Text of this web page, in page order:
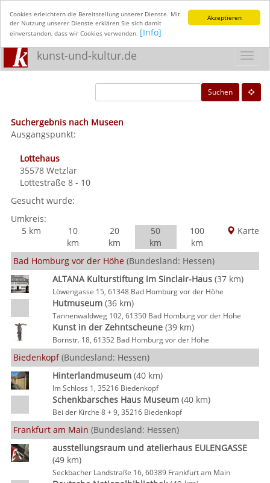
Akzeptieren
Cookies erleichtern die Bereitstellung unserer Dienste. Mit
der Nutzung unserer Dienste erklären Sie sich damit
einverstanden, dass wir Cookies verwenden. [Info]
kunst-und-kultur.de
Suchen
Suchergebnis nach Museen
Ausgangspunkt:
Lottehaus
35578 Wetzlar
Lottestraße 8 - 10
Gesucht wurde:
Umkreis:
5 km
10
km
20
km
50
km
100
km
Karte
Bad Homburg vor der Höhe (Bundesland: Hessen)
ALTANA Kulturstiftung im Sinclair-Haus(37 km)
Löwengasse 15, 61348 Bad Homburg vor der Höhe
Hutmuseum(36 km)
Tannenwaldweg 102, 61350 Bad Homburg vor der Höhe
Kunst in der Zehntscheune(39 km)
Bornstr. 18, 61352 Bad Homburg vor der Höhe
Biedenkopf(Bundesland: Hessen)
Hinterlandmuseum(40 km)
Im Schloss 1, 35216 Biedenkopf
Schenkbarsches Haus Museum(40 km)
Bei der Kirche 8 + 9, 35216 Biedenkopf
Frankfurt am Main (Bundesland: Hessen)
ausstellungsraum und atelierhaus EULENGASSE
(49 km)
Seckbacher Landstraße 16, 60389 Frankfurt am Main